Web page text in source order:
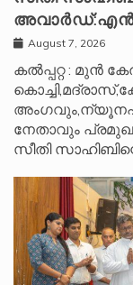
August 7, 2026
കൽപ്പറ്റ : മുൻ
നേതാവും
സീതി